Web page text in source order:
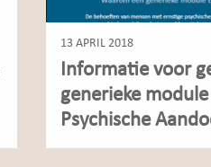
13 APRIL 2018
Informatie voor
generieke
Psychische